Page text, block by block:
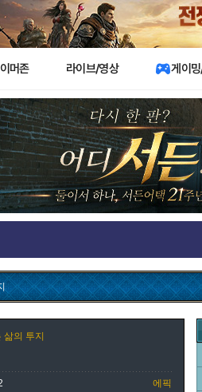
머존 라이브/영상 게이
삶의 투지
에픽